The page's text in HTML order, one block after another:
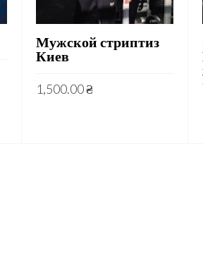
Мужской стриптиз
Киев
1,500.00₴